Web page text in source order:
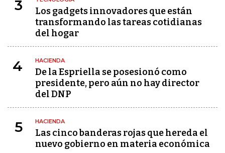
3
Los gadgets innovadores que están
transformando las tareas cotidianas
del hogar
4 HACIENDA
De la Espriella se posesionó como
presidente, pero aún no hay director
del DNP
5 HACIENDA
Las cinco banderas rojas que hereda el
nuevo gobierno en materia económica